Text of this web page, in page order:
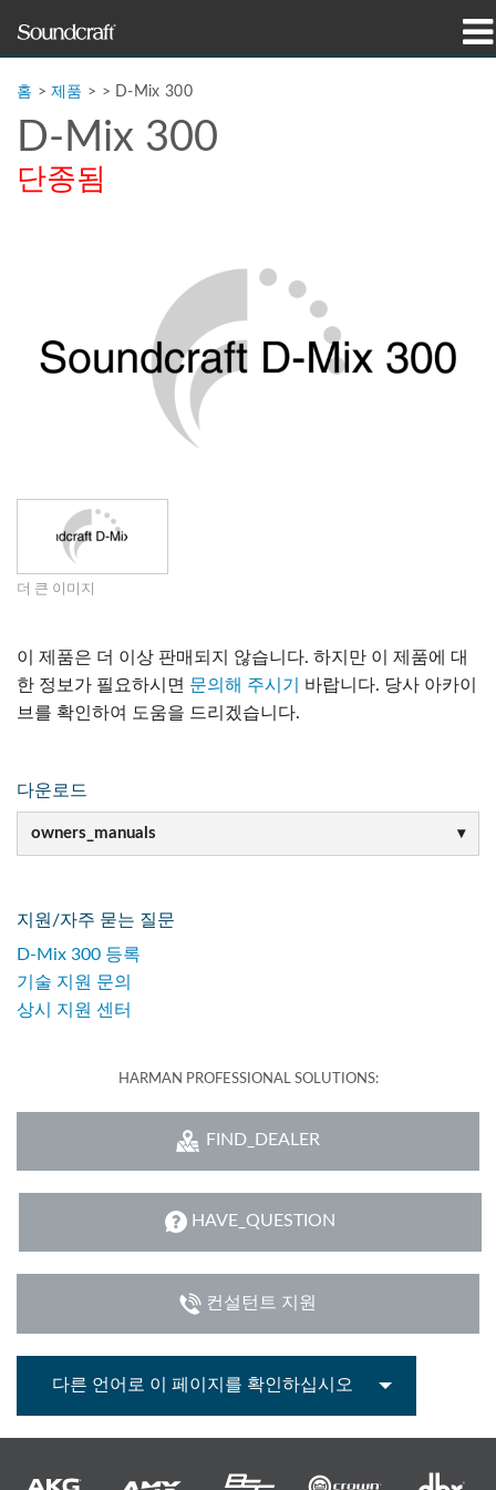
사례 연구 및 뉴스
구매처
연혁
홈 >제품 > > D-Mix 300
D-Mix 300
단종됨
더 큰 이미지
이 제품은 더 이상 판매되지 않습니다. 하지만 이 제품에 대
한 정보가 필요하시면 문의해 주시기
바랍니다. 당사 아카이
브를 확인하여 도움을 드리겠습니다.
다운로드
owners_manuals
지원/자주 묻는 질문
D-Mix 300 등록
기술 지원 문의
상시 지원 센터
HARMAN PROFESSIONAL SOLUTIONS:
FIND_DEALER
HAVE_QUESTION
컨설턴트 지원
다른 언어로 이 페이지를 확인하십시오